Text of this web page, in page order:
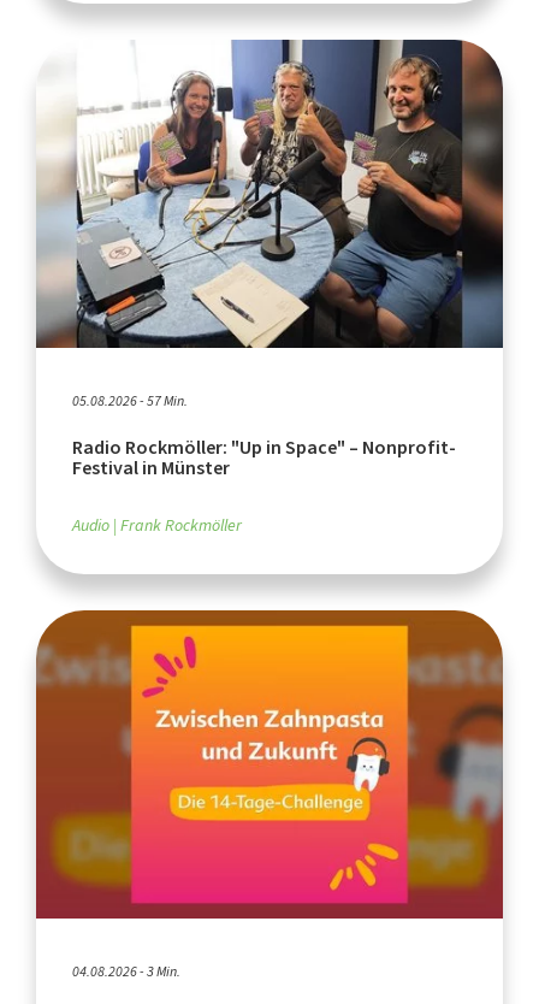
05.08.2026 - 57 Min.
Radio Rockmöller: "Up in Space" – Nonprofit-
Festival in Münster
Audio Frank Rockmöller
04.08.2026 - 3 Min.